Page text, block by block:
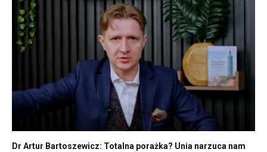
Dr Artur Bartoszewicz: Totalna porażka? Unia narzuca nam